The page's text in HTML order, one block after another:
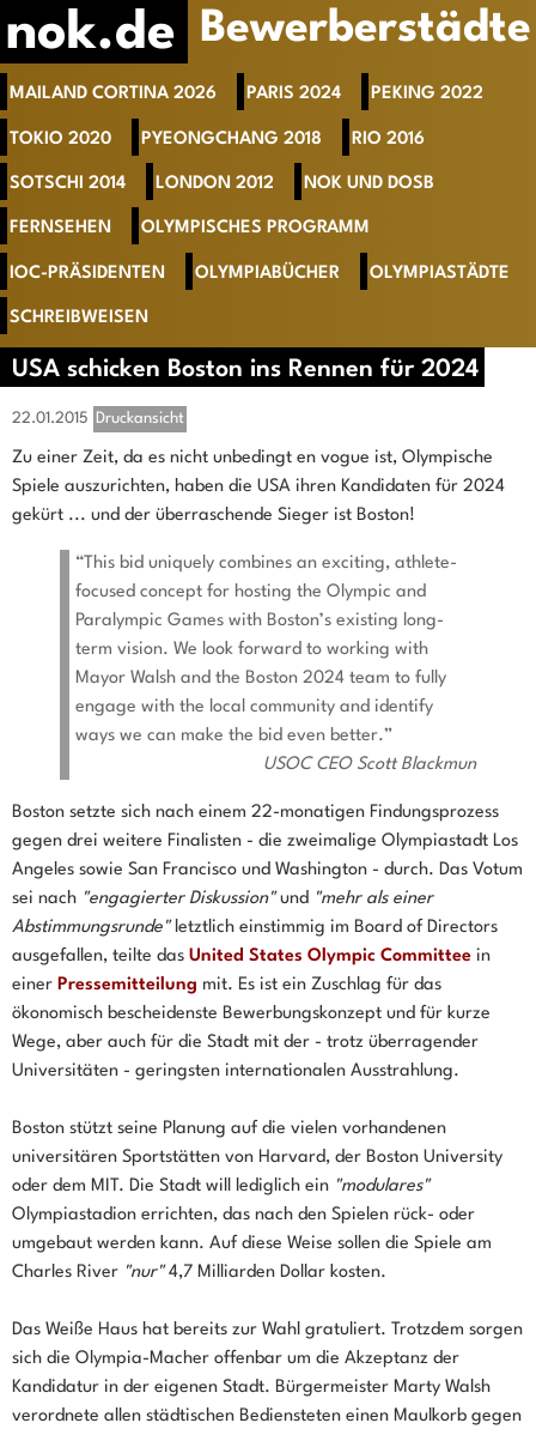
nok.de Bewerberstädte
MAILAND CORTINA 2026 PARIS 2024 PEKING 2022
TOKIO 2020 PYEONGCHANG 2018 RIO 2016
SOTSCHI 2014 LONDON 2012 NOK UND DOSB
FERNSEHEN OLYMPISCHES PROGRAMM
IOC-PRÄSIDENTEN OLYMPIABÜCHER OLYMPIASTÄDTE
SCHREIBWEISEN
USA schicken Boston ins Rennen für 2024
22.01.2015 Druckansicht
Zu einer Zeit, da es nicht unbedingt en vogue ist, Olympische
Spiele auszurichten, haben die USA ihren Kandidaten für 2024
gekürt ... und der überraschende Sieger ist Boston!
“This bid uniquely combines an exciting, athlete-
focused concept for hosting the Olympic and
Paralympic Games with Boston’s existing long-
term vision. We look forward to working with
Mayor Walsh and the Boston 2024 team to fully
engage with the local community and identify
ways we can make the bid even better.”
USOC CEO Scott Blackmun
Boston setzte sich nach einem 22-monatigen Findungsprozess
gegen drei weitere Finalisten - die zweimalige Olympiastadt Los
Angeles sowie San Francisco und Washington - durch. Das Votum
sei nach "engagierter Diskussion"und "mehr als einer
Abstimmungsrunde"letztlich einstimmig im Board of Directors
ausgefallen, teilte das United States Olympic Committee in
einer Pressemitteilung mit. Es ist ein Zuschlag für das
ökonomisch bescheidenste Bewerbungskonzept und für kurze
Wege, aber auch für die Stadt mit der - trotz überragender
Universitäten - geringsten internationalen Ausstrahlung.
Boston stützt seine Planung auf die vielen vorhandenen
universitären Sportstätten von Harvard, der Boston University
oder dem MIT. Die Stadt will lediglich ein "modulares"
Olympiastadion errichten, das nach den Spielen rück- oder
umgebaut werden kann. Auf diese Weise sollen die Spiele am
Charles River "nur"4,7 Milliarden Dollar kosten.
Das Weiße Haus hat bereits zur Wahl gratuliert. Trotzdem sorgen
sich die Olympia-Macher offenbar um die Akzeptanz der
Kandidatur in der eigenen Stadt. Bürgermeister Marty Walsh
verordnete allen städtischen Bediensteten einen Maulkorb gegen